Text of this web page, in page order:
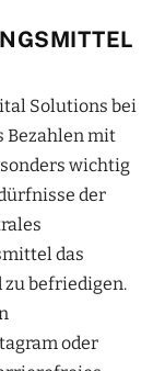
Solutions bei
Bezahlen mit
wichtig
der
das
befriedigen.
oder